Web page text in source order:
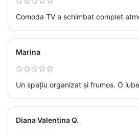
Comoda TV a schimbat complet
Marina
Un spațiu organizat și frumos. O
Diana Valentina Q.